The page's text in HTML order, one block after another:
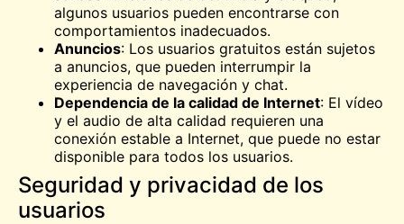
algunos usuarios pueden encontrarse con
comportamientos inadecuados.
Anuncios: Los usuarios gratuitos están sujetos
a anuncios, que pueden interrumpir la
experiencia de navegación y chat.
Dependencia de la calidad de Internet: El vídeo
y el audio de alta calidad requieren una
conexión estable a Internet, que puede no estar
disponible para todos los usuarios.
Seguridad y privacidad de los
usuarios